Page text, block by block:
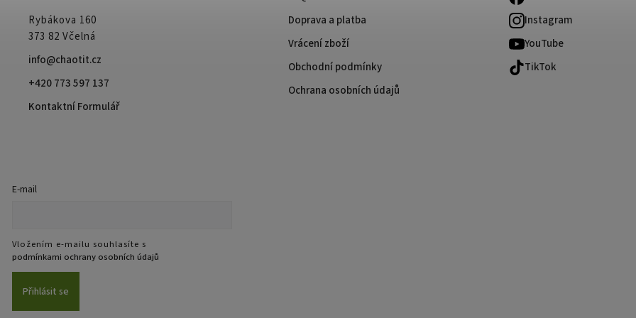
Rybákova 160
373 82 Včelná
info@chaotit.cz
+420 773 597 137
Kontaktní Formulář
Doprava a platba
Vrácení zboží
Obchodní podmínky
Ochrana osobních údajů
Instagram
YouTube
TikTok
E-mail
Vložením e-mailu souhlasíte s
podmínkami ochrany osobních údajů
Přihlásit se